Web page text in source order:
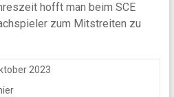
hofft man beim SCE
zum Mitstreiten zu
2023